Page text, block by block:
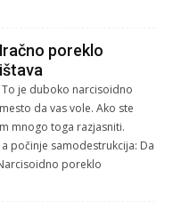
poreklo
je duboko narcisoidno
da vas vole. Ako ste
mnogo toga razjasniti.
počinje samodestrukcija: Da
poreklo